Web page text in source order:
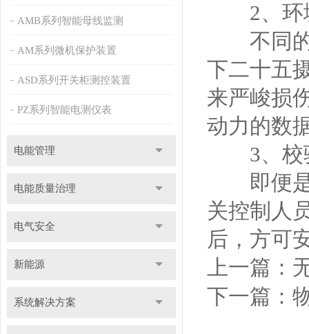
AMB系列智能母线监测
AM系列微机保护装置
ASD系列开关柜测控装置
PZ系列智能电测仪表
电能管理
电能质量治理
电气安全
新能源
系统解决方案
2、环
不同的
下二十五
来严峻损
动力的数
3、校
即便是
关控制人
后，方可
上一篇：
下一篇：